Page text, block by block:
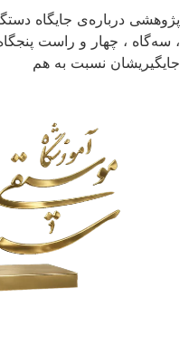
پژوهشی درباره‌ی جایگاه
، سه‌گاه ، چهار و راست
جایگیریشان نسبت به هم